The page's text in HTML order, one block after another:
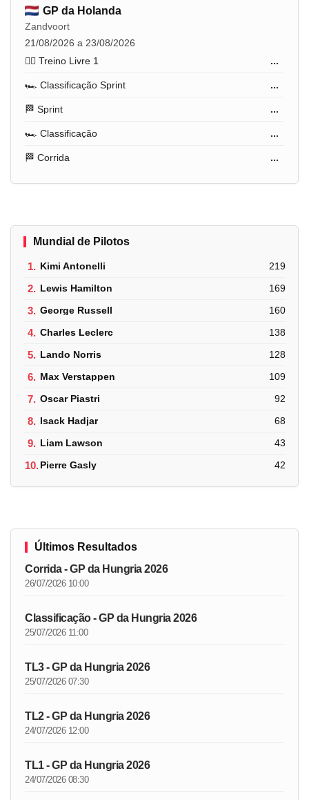
GP da Holanda
Zandvoort
21/08/2026 a 23/08/2026
🏋️‍♂️ Treino Livre 1
...
🏎️ Classificação Sprint ...
🏁 Sprint ...
🏎️ Classificação ...
🏁 Corrida ...
Mundial de Pilotos
1. Kimi Antonelli 219
2. Lewis Hamilton 169
3. George Russell 160
4. Charles Leclerc 138
5. Lando Norris 128
6. Max Verstappen 109
7. Oscar Piastri 92
8. Isack Hadjar 68
9. Liam Lawson 43
10.Pierre Gasly 42
Últimos Resultados
Corrida - GP da Hungria 2026
26/07/2026 10:00
Classificação - GP da Hungria 2026
25/07/2026 11:00
TL3 - GP da Hungria 2026
25/07/2026 07:30
TL2 - GP da Hungria 2026
24/07/2026 12:00
TL1 - GP da Hungria 2026
24/07/2026 08:30